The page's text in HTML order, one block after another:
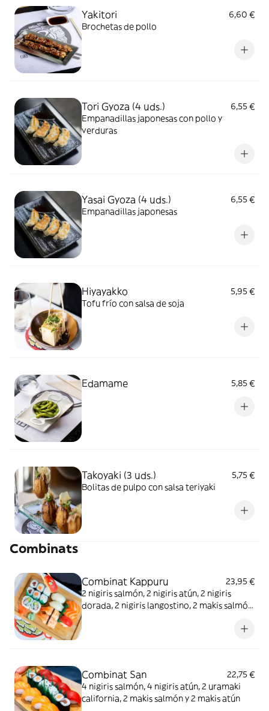
Yakitori
6,60 €
Brochetas de pollo
Tori Gyoza (4 uds.)
6,55 €
Empanadillas japonesas con pollo y
verduras
Yasai Gyoza (4 uds.)
6,55 €
Empanadillas japonesas
Hiyayakko
5,95 €
Tofu frío con salsa de soja
Edamame 5,85 €
Takoyaki (3 uds.)
5,75 €
Bolitas de pulpo con salsa teriyaki
Combinats
Combinat Kappuru
23,95 €
2 nigiris salmón, 2 nigiris atún, 2 nigiris
dorada, 2 nigiris langostino, 2 makis salmón,
Combinat San
22,75 €
4 nigiris salmón, 4 nigiris atún, 2 uramaki
california, 2 makis salmón y 2 makis atún